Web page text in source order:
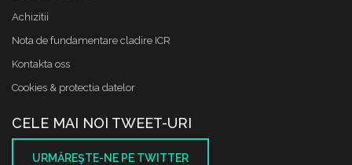
Achizitii
Nota de fundamentare cladire ICR
Kontakta oss
Cookies & protectia datelor
CELE MAI NOI TWEET-URI
URMĂREŞTE-NE PE TWITTER